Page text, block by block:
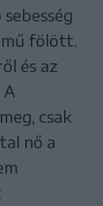
fölött.
és az
csak
nő a